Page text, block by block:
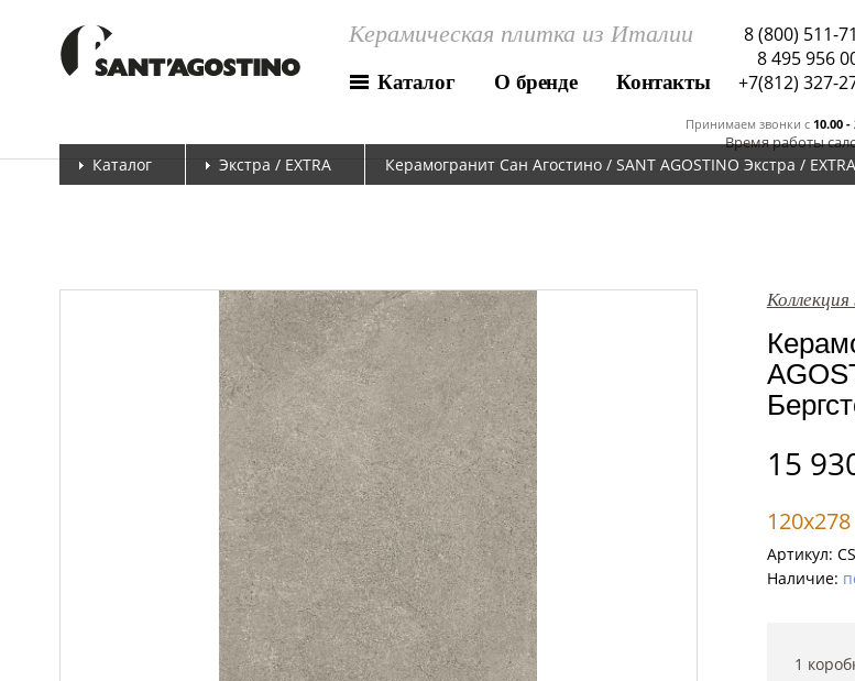
Керамическая плитка из Италии
Каталог О бренде Контакты
8 (800) 511-
8 495 956
Принимаем звонки c 10.00 -
Время работы
+7(812) 327-
Каталог Экстра / EXTRA Керамогранит Сан Агостино / SANT AGOSTINO Экстра /
15
120x278
Артикул:
Наличие:
1